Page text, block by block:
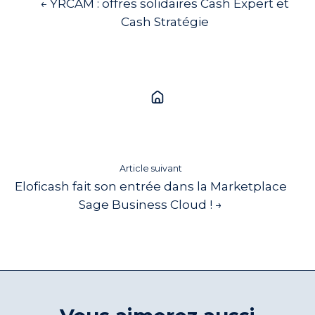
Cash Stratégie
Article suivant
Eloficash fait son entrée dans la Marketplace
Sage Business Cloud ! →